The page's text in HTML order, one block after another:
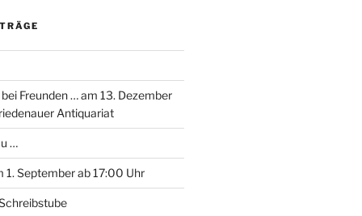
Freunden … am 13. Dezember
Antiquariat
…
1. September ab 17:00 Uhr